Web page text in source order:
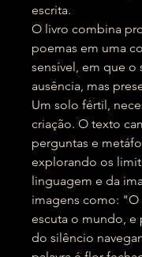
escrita.
O livro combina
poemas em uma
sensível, em que o
ausência, mas
Um solo fértil,
criação. O texto
perguntas e
explorando os
linguagem e da
imagens como: "O
escuta o mundo, e
do silêncio